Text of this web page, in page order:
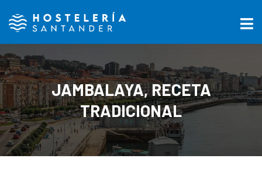
JAMBALAYA, RECETA
TRADICIONAL